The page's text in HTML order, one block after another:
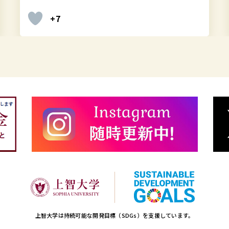
+7
上智大学は持続可能な開発目標（SDGs）を支援しています。